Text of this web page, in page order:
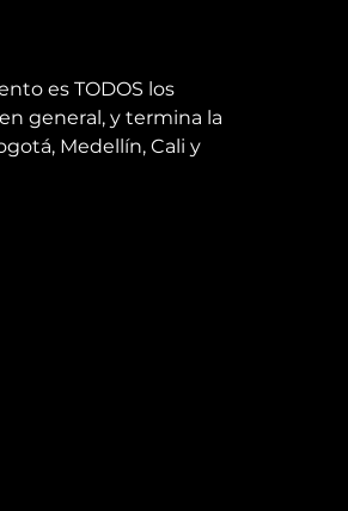
es TODOS los
general, y termina la
Medellín, Cali y